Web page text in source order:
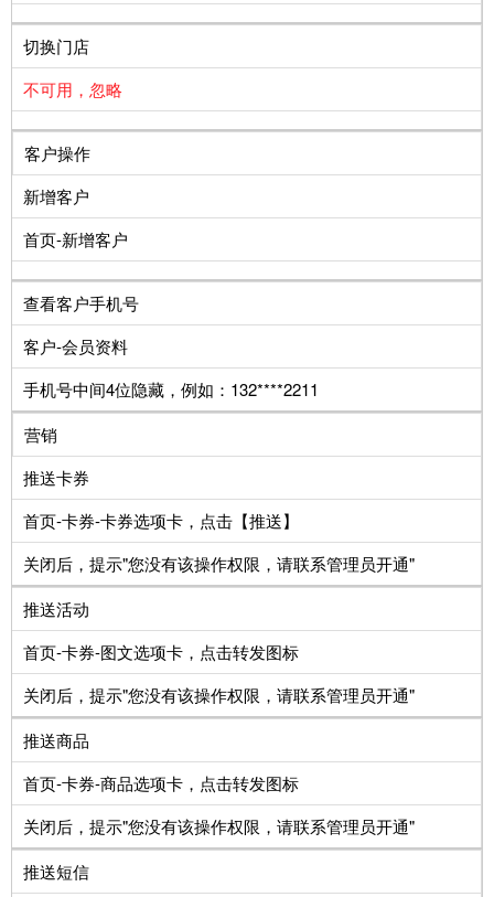
切换门店
不可用，忽略
客户操作
新增客户
首页-新增客户
查看客户手机号
客户-会员资料
手机号中间4位隐藏，例如：132****2211
营销
推送卡券
首页-卡券-卡券选项卡，点击【推送】
关闭后，提示"您没有该操作权限，请联系管理员开通"
推送活动
首页-卡券-图文选项卡，点击转发图标
关闭后，提示"您没有该操作权限，请联系管理员开通"
推送商品
首页-卡券-商品选项卡，点击转发图标
关闭后，提示"您没有该操作权限，请联系管理员开通"
推送短信